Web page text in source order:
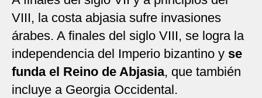
VIII, la costa abjasia sufre invasiones
árabes. A finales del siglo VIII, se logra la
independencia del Imperio bizantino y se
funda el Reino de Abjasia, que también
incluye a Georgia Occidental.